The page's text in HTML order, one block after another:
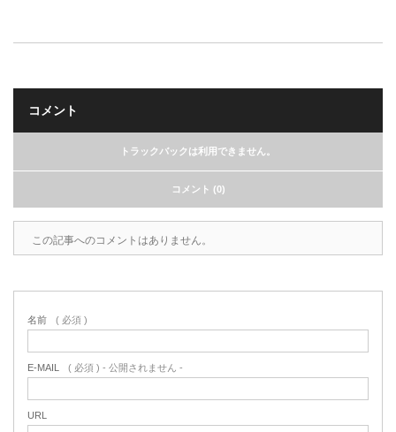
コメント
トラックバックは利用できません。
コメント (0)
この記事へのコメントはありません。
名前 ( 必須 )
E-MAIL ( 必須 ) - 公開されません -
URL